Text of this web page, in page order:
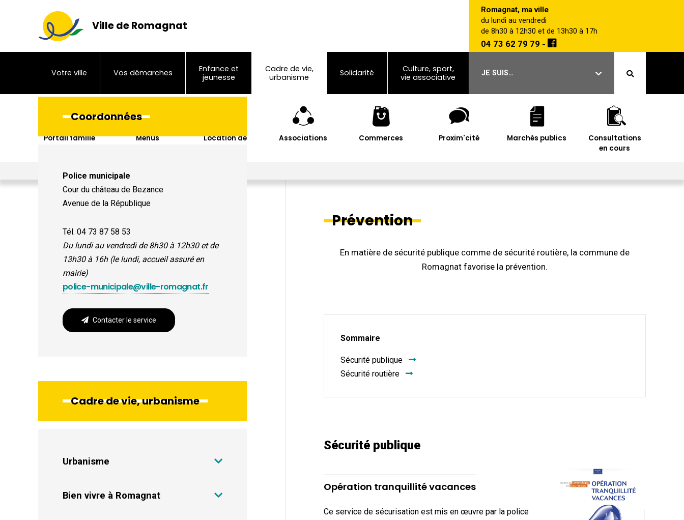
Ville de Romagnat
Votre ville Vos démarches
Enfance et
jeunesse
Cadre de vie,
urbanisme
Solidarité
Culture, sport,
vie associative
Romagnat, ma ville
du lundi au vendredi
de 8h30 à 12h30 et de 13h30 à 17h
04 73 62 79 79 -
JE SUIS…
Portail famille Menus
Location de
Associations Commerces Proxim'cité Marchés publics
Consultations
en cours
Ville de Romagnat Cadre de vie, urbanisme
Prévention
En matière de sécurité publique comme de sécurité routière, la commune de
Romagnat favorise la prévention.
Sommaire
Sécurité publique
Sécurité routière
Sécurité publique
Opération tranquillité vacances
Ce service de sécurisation est mis en œuvre par la police
Coordonnées
Police municipale
Cour du château de Bezance
Avenue de la République
Tél. 04 73 87 58 53
Du lundi au vendredi de 8h30 à 12h30 et de
13h30 à 16h (le lundi, accueil assuré en
mairie)
police-municipale@ville-romagnat.fr
Contacter le service
Cadre de vie, urbanisme
Urbanisme
Bien vivre à Romagnat